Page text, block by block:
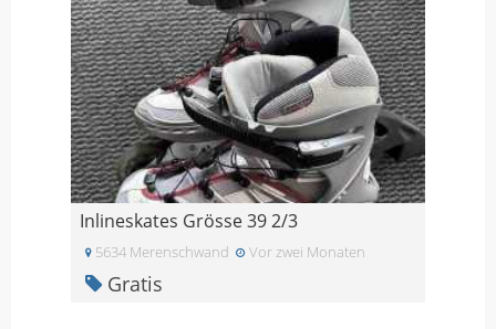
Inlineskates Grösse 39 2/3
5634 Merenschwand Vor zwei Monaten
Gratis